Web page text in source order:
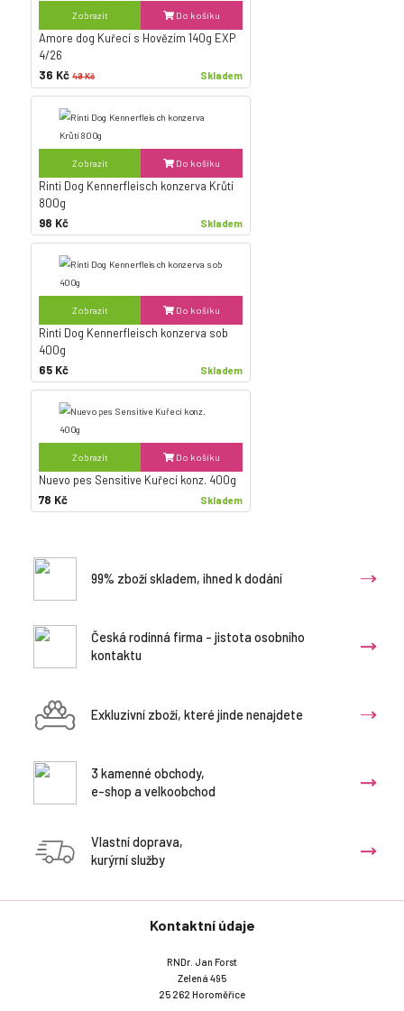
Zobrazit Do košíku
Amore dog Kuřecí s Hovězím 140g EXP
4/26
36 Kč 49 Kč Skladem
Zobrazit Do košíku
Rinti Dog Kennerfleisch konzerva Krůtí
800g
98 Kč
Skladem
Zobrazit Do košíku
Rinti Dog Kennerfleisch konzerva sob
400g
65 Kč
Skladem
Zobrazit Do košíku
Nuevo pes Sensitive Kuřecí konz. 400g
78 Kč
Skladem
99% zboží skladem, ihned k dodání
Česká rodinná firma - jistota osobního
kontaktu
Exkluzivní zboží, které jinde nenajdete
3 kamenné obchody,
e-shop a velkoobchod
Vlastní doprava,
kurýrní služby
Kontaktní údaje
RNDr. Jan Forst
Zelená 495
25 262 Horoměřice